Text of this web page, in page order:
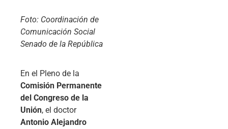
Foto: Coordinación de
Comunicación Social
Senado de la República
En el Pleno de la
Comisión Permanente
del Congreso de la
Unión, el doctor
Antonio Alejandro